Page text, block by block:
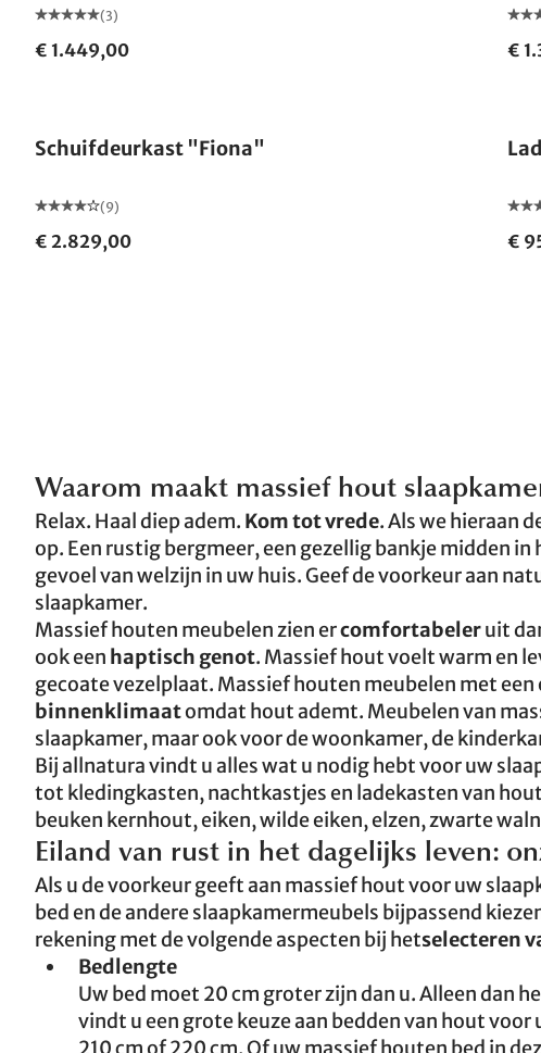
(3)
€ 1.449,00 €
Schuifdeurkast "Fiona"
(9)
€ 2.829,00 €
Waarom maakt massief hout
Relax. Haal diep adem. Kom tot vrede. Als we hieraan
op. Een rustig bergmeer, een gezellig bankje midden
gevoel van welzijn in uw huis. Geef de voorkeur aan
slaapkamer.
Massief houten meubelen zien ercomfortabeleruit
ook een haptisch genot. Massief hout voelt warm en
gecoate vezelplaat. Massief houten meubelen met
binnenklimaatomdat hout ademt. Meubelen van
slaapkamer, maar ook voor de woonkamer, de
Bij allnatura vindt u alles wat u nodig hebt voor uw
tot kledingkasten, nachtkastjes en ladekasten van
beuken kernhout, eiken, wilde eiken, elzen, zwarte
Eiland van rust in het dagelijks leven:
Als u de voorkeur geeft aan massief hout voor uw
bed en de andere slaapkamermeubels bijpassend
rekening met de volgende aspecten bij hetselecteren
Bedlengte
Uw bed moet 20 cm groter zijn dan u. Alleen dan
vindt u een grote keuze aan bedden van hout